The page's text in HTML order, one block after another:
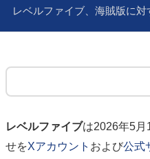
レベルファイブ、海賊版に
レベルファイブは2026年5月
せをXアカウント および公式